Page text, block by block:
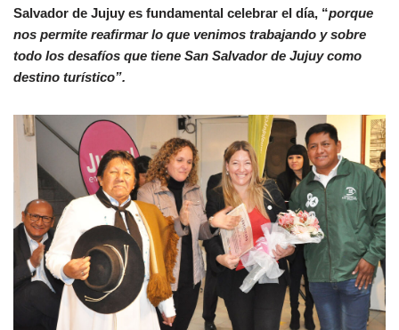
Salvador de Jujuy es fundamental celebrar el día, “porque
nos permite reafirmar lo que venimos trabajando y sobre
todo los desafíos que tiene San Salvador de Jujuy como
destino turístico”.